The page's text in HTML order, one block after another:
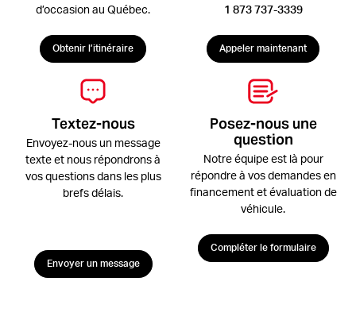
d’occasion au Québec.
Obtenir l’itinéraire
1 873 737-3339
Appeler maintenant
Textez-nous
Envoyez-nous un message
texte et nous répondrons à
vos questions dans les plus
brefs délais.
Envoyer un message
Posez-nous une
question
Notre équipe est là pour
répondre à vos demandes en
financement et évaluation de
véhicule.
Compléter le formulaire